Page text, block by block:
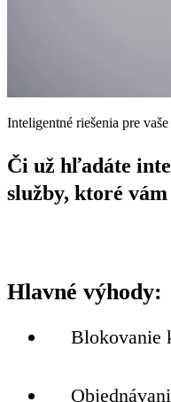
Inteligentné riešenia pre
Či už hľadáte
služby, ktoré
Hlavné výhody:
Blokovanie